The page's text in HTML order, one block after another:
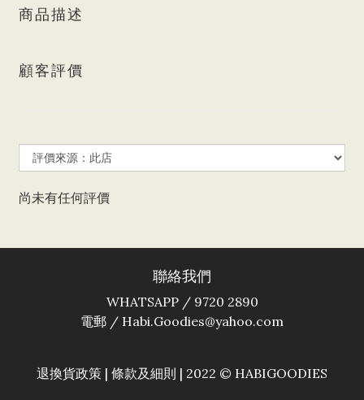
商品描述
顧客評價
尚未有任何評價
聯絡我們
WHATSAPP / 9720 2890
電郵 / Habi.Goodies@yahoo.com
退換貨政策 | 條款及細則 | 2022 © HABIGOODIES